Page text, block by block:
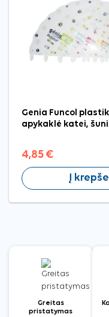
Genia Funcol
apykaklė katei,
4,85 €
Į
Greitas
pristatymas